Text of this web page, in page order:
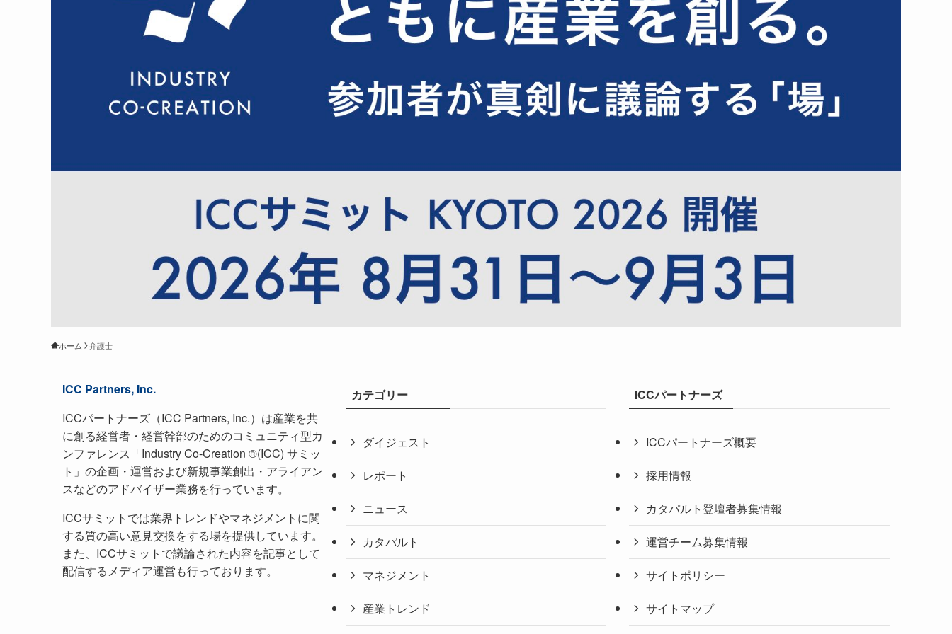
ホーム 弁護士
ICC Partners, Inc.
ICCパートナーズ（ICC Partners, Inc.）は産業を共
に創る経営者・経営幹部のためのコミュニティ型カ
ンファレンス「Industry Co-Creation ®(ICC) サミッ
ト」の企画・運営および新規事業創出・アライアン
スなどのアドバイザー業務を行っています。
ICCサミットでは業界トレンドやマネジメントに関
する質の高い意見交換をする場を提供しています。
また、ICCサミットで議論された内容を記事として
配信するメディア運営も行っております。
カテゴリー
ダイジェスト
レポート
ニュース
カタパルト
マネジメント
産業トレンド
ICCパートナーズ
ICCパートナーズ概要
採用情報
カタパルト登壇者募集情報
運営チーム募集情報
サイトポリシー
サイトマップ